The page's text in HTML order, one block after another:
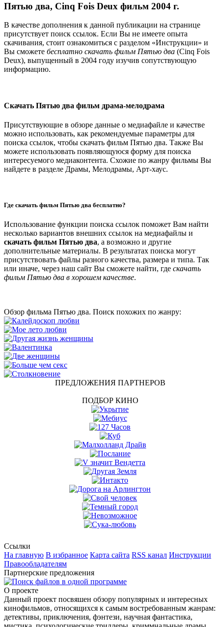
Пятью два, Cinq Fois Deux фильм 2004 г.
В качестве дополнения к данной публикации на странице
присутствует поиск ссылок. Если Вы не имеете опыта
скачивания, стоит ознакомиться с разделом «Инструкции» и
Вы сможете бесплатно скачать фильм Пятью два (Cinq Fois
Deux), выпущенный в 2004 году изучив сопутствующую
информацию.
Скачать Пятью два фильм драма-мелодрама
Присутствующие в обзоре данные о медиафайле и качестве
можно использовать, как рекомендуемые параметры для
поиска ссылок, чтобы скачать фильм Пятью два. Также Вы
можете использовать появляющуюся форму для поиска
интересуемого медиаконтента. Схожие по жанру фильмы Вы
найдете в разделе Драмы, Мелодрамы, Арт-хаус.
Где скачать фильм Пятью два бесплатно?
Использование функции поиска ссылок поможет Вам найти
несколько вариантов внешних ссылок на медиафайлы и
скачать фильм Пятью два, а возможно и другие
дополнительные материалы. В результатах поиска могут
присутствовать файлы разного качества, размера и типа. Так
или иначе, через наш сайт Вы сможете найти, где скачать
фильм Пятью два в хорошем качестве.
Обзор фильма Пятью два. Поиск похожих по жанру:
ПРЕДЛОЖЕНИЯ ПАРТНЕРОВ
ПОДБОР КИНО
Ссылки
На главную В избранное Карта сайта RSS канал Инструкции
Правообладателям
Партнерские предложения
О проекте
Данный проект посвяшен обзору популярных и интересных
кинофильмов, относящихся к самым востребованным жанрам:
детективы, приключения, фэнтези, научная фантастика,